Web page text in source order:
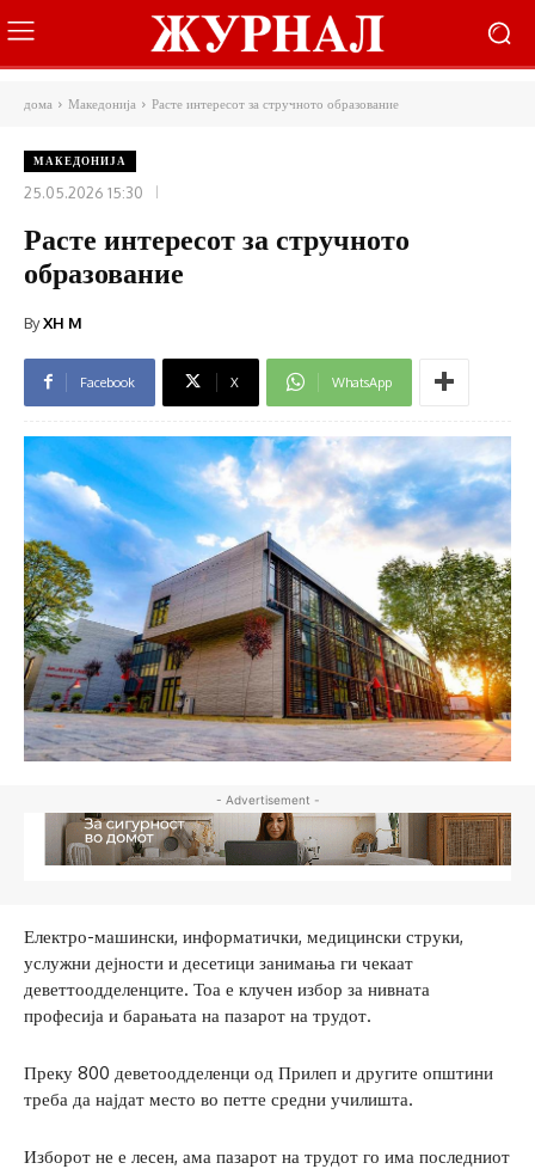
дома Македонија Расте интересот за стручното образование
МАКЕДОНИЈА
25.05.2026 15:30
Расте интересот за стручното
образование
ByXH M
Facebook X WhatsApp
- Advertisement -
Електро-машински, информатички, медицински струки,
услужни дејности и десетици занимања ги чекаат
деветтоодделенците. Тоа е клучен избор за нивната
професија и барањата на пазарот на трудот.
Преку 800 деветоодделенци од Прилеп и другите општини
треба да најдат место во петте средни училишта.
Изборот не е лесен, ама пазарот на трудот го има последниот